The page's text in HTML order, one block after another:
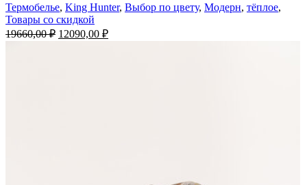
Термобелье, King Hunter, Выбор по цвету, Модерн, тёплое,
Товары со скидкой
19660,00₽ Первоначальная
12090,00 ₽Текущая